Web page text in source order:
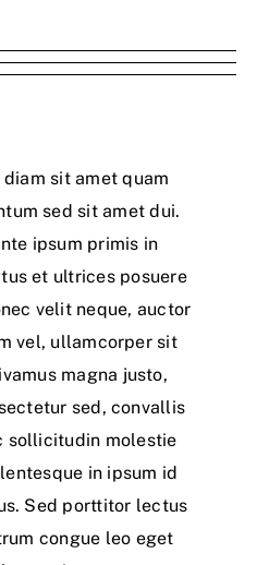
bangun rumah
sit amet quam
sed sit amet dui.
ipsum primis in
et ultrices posuere
velit neque, auctor
vel, ullamcorper sit
magna justo,
sed, convallis
sollicitudin molestie
in ipsum id
Sed porttitor lectus
congue leo eget